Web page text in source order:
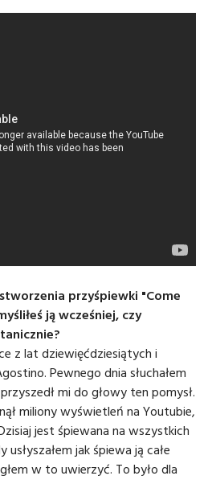
przyśpiewki "Come
ją wcześniej, czy
z lat dziewięćdziesiątych i
Pewnego dnia słuchałem
mi do głowy ten pomysł.
miliony wyświetleń na Youtubie,
jest śpiewana na wszystkich
jak śpiewa ją całe
w to uwierzyć. To było dla